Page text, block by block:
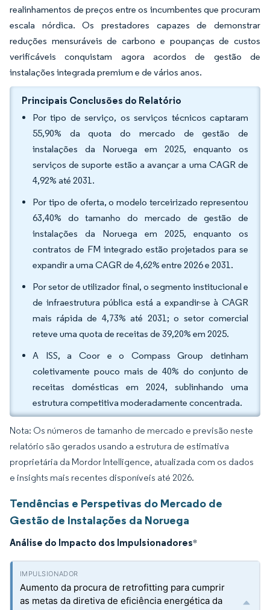
realinhamentos de preços entre os incumbentes que procuram
escala nórdica. Os prestadores capazes de demonstrar
reduções mensuráveis de carbono e poupanças de custos
verificáveis conquistam agora acordos de gestão de
instalações integrada premium e de vários anos.
Principais Conclusões do Relatório
Por tipo de serviço, os serviços técnicos captaram
55,90% da quota do mercado de gestão de
instalações da Noruega em 2025, enquanto os
serviços de suporte estão a avançar a uma CAGR de
4,92% até 2031.
Por tipo de oferta, o modelo terceirizado representou
63,40% do tamanho do mercado de gestão de
instalações da Noruega em 2025, enquanto os
contratos de FM integrado estão projetados para se
expandir a uma CAGR de 4,62% entre 2026 e 2031.
Por setor de utilizador final, o segmento institucional e
de infraestrutura pública está a expandir-se à CAGR
mais rápida de 4,73% até 2031; o setor comercial
reteve uma quota de receitas de 39,20% em 2025.
A ISS, a Coor e o Compass Group detinham
coletivamente pouco mais de 40% do conjunto de
receitas domésticas em 2024, sublinhando uma
estrutura competitiva moderadamente concentrada.
Nota: Os números de tamanho de mercado e previsão neste
relatório são gerados usando a estrutura de estimativa
proprietária da Mordor Intelligence, atualizada com os dados
e insights mais recentes disponíveis até 2026.
Tendências e Perspetivas do Mercado de
Gestão de Instalações da Noruega
Análise do Impacto dos Impulsionadores*
Aumento da procura de retrofitting para cumprir
as metas da diretiva de eficiência energética da